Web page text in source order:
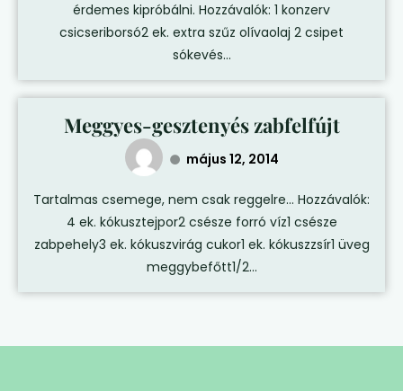
érdemes kipróbálni. Hozzávalók: 1 konzerv
csicseriborsó2 ek. extra szűz olívaolaj 2 csipet
sókevés...
Meggyes-gesztenyés zabfelfújt
május 12, 2014
Tartalmas csemege, nem csak reggelre… Hozzávalók:
4 ek. kókusztejpor2 csésze forró víz1 csésze
zabpehely3 ek. kókuszvirág cukor1 ek. kókuszzsír1 üveg
meggybefőtt1/2...